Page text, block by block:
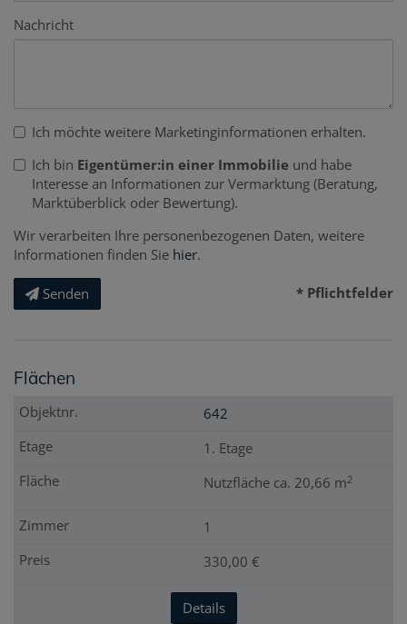
Nachricht
Ich möchte weitere Marketinginformationen erhalten.
Ich bin Eigentümer:in einer Immobilie und habe
Interesse an Informationen zur Vermarktung (Beratung,
Marktüberblick oder Bewertung).
Wir verarbeiten Ihre personenbezogenen Daten, weitere
Informationen finden Sie hier.
Senden * Pflichtfelder
Flächen
642
1. Etage
Nutzfläche ca. 20,66 m2
1
330,00 €
Details